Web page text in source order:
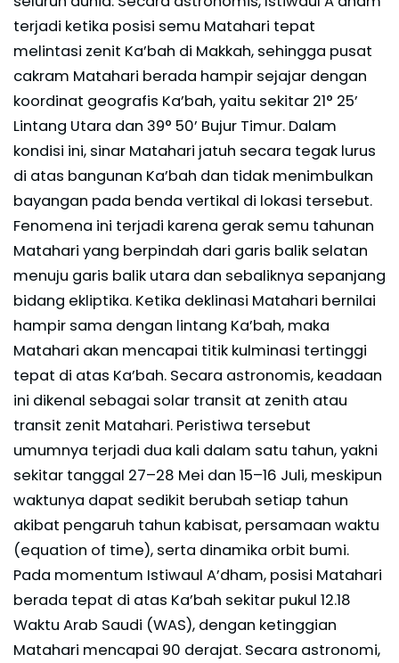
terjadi ketika posisi semu Matahari tepat
melintasi zenit Ka’bah di Makkah, sehingga pusat
cakram Matahari berada hampir sejajar dengan
koordinat geografis Ka’bah, yaitu sekitar 21° 25’
Lintang Utara dan 39° 50’ Bujur Timur. Dalam
kondisi ini, sinar Matahari jatuh secara tegak lurus
di atas bangunan Ka’bah dan tidak menimbulkan
bayangan pada benda vertikal di lokasi tersebut.
Fenomena ini terjadi karena gerak semu tahunan
Matahari yang berpindah dari garis balik selatan
menuju garis balik utara dan sebaliknya sepanjang
bidang ekliptika. Ketika deklinasi Matahari bernilai
hampir sama dengan lintang Ka’bah, maka
Matahari akan mencapai titik kulminasi tertinggi
tepat di atas Ka’bah. Secara astronomis, keadaan
ini dikenal sebagai solar transit at zenith atau
transit zenit Matahari. Peristiwa tersebut
umumnya terjadi dua kali dalam satu tahun, yakni
sekitar tanggal 27–28 Mei dan 15–16 Juli, meskipun
waktunya dapat sedikit berubah setiap tahun
akibat pengaruh tahun kabisat, persamaan waktu
(equation of time), serta dinamika orbit bumi.
Pada momentum Istiwaul A’dham, posisi Matahari
berada tepat di atas Ka’bah sekitar pukul 12.18
Waktu Arab Saudi (WAS), dengan ketinggian
Matahari mencapai 90 derajat. Secara astronomi,